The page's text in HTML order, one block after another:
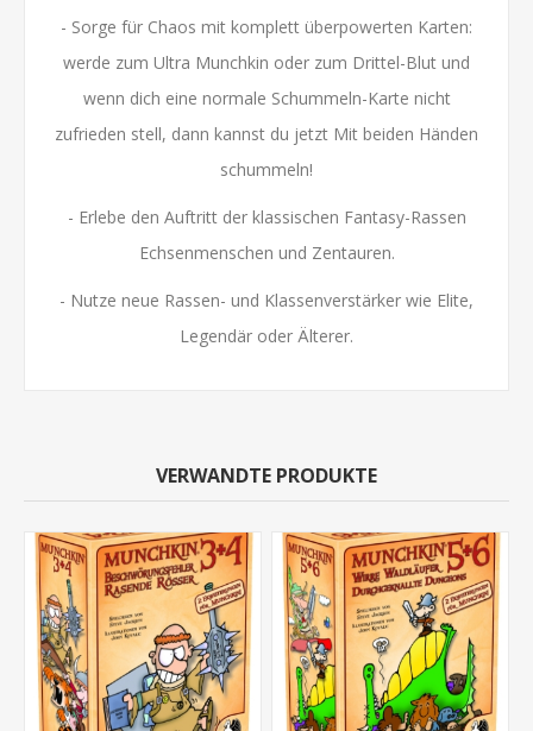
- Sorge für Chaos mit komplett überpowerten Karten:
werde zum Ultra Munchkin oder zum Drittel-Blut und
wenn dich eine normale Schummeln-Karte nicht
zufrieden stell, dann kannst du jetzt Mit beiden Händen
schummeln!
- Erlebe den Auftritt der klassischen Fantasy-Rassen
Echsenmenschen und Zentauren.
- Nutze neue Rassen- und Klassenverstärker wie Elite,
Legendär oder Älterer.
VERWANDTE PRODUKTE